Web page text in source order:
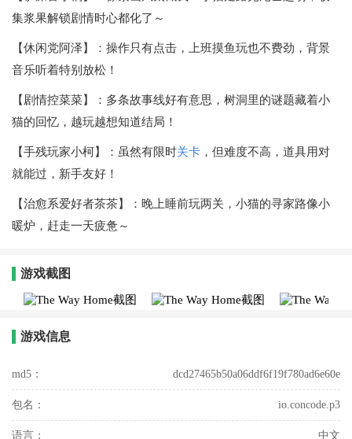
集浆果解锁剧情时心都化了～
【休闲党阿泽】：操作只有点击，上班摸鱼玩也不费劲，背景
音乐听着特别放松！
【剧情控菜菜】：多条故事线好有意思，树洞里的谜题藏着小
猫的回忆，越玩越想知道结局！
【手残玩家小柯】：虽然有限时关卡 ，但难度不高，道具用对
就能过，新手友好！
【治愈系爱好者茶茶】：晚上睡前玩两关，小猫的寻家路像小
暖炉，赶走一天疲惫～
游戏截图
游戏信息
md5： dcd27465b50a06ddf6f19f780ad6e60e
包名： io.concode.p3
语言： 中文